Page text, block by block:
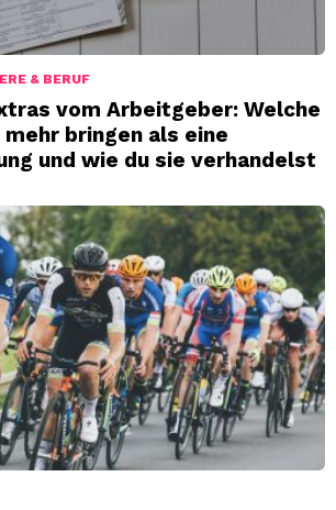
& BERUF
vom Arbeitgeber: Welche
bringen als eine
und wie du sie verhandelst